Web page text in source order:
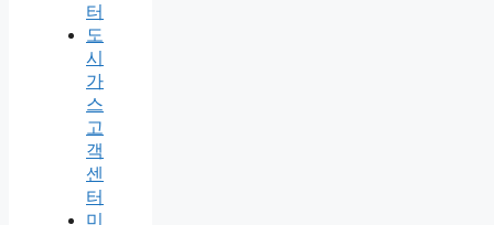
터
도
시
가
스
고
객
센
터
미